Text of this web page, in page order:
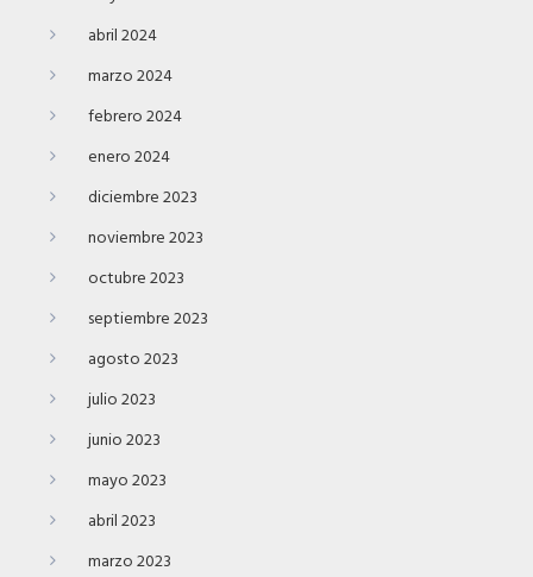
abril 2024
marzo 2024
febrero 2024
enero 2024
diciembre 2023
noviembre 2023
octubre 2023
septiembre 2023
agosto 2023
julio 2023
junio 2023
mayo 2023
abril 2023
marzo 2023